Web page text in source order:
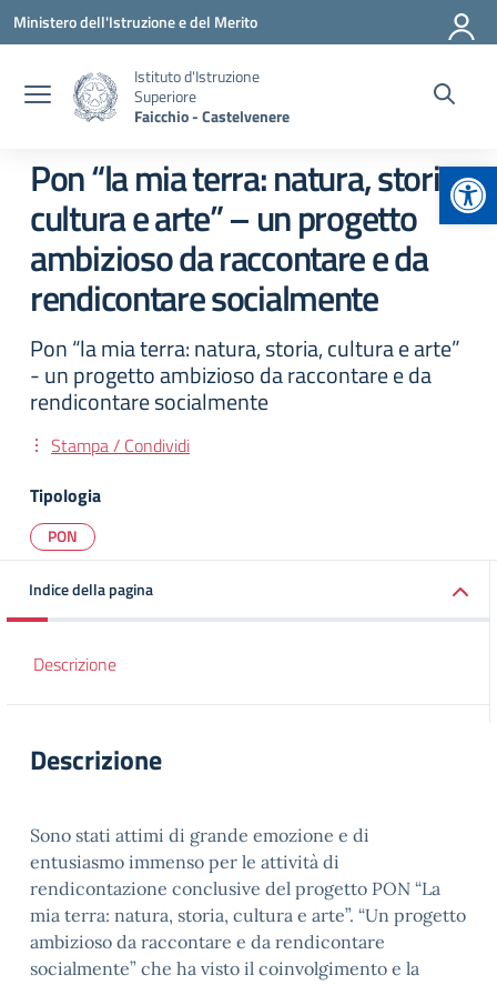
Vai ai contenuti
Vai al menu di navigazione
Vai al footer
Ministero dell'Istruzione e del Merito
Istituto d'Istruzione
Superiore
Faicchio - Castelvenere
Pon “la mia terra: natura, storia,
cultura e arte” – un progetto
ambizioso da raccontare e da
rendicontare socialmente
Pon “la mia terra: natura, storia, cultura e arte”
- un progetto ambizioso da raccontare e da
rendicontare socialmente
Stampa / Condividi
Tipologia
PON
Indice della pagina
Descrizione
Descrizione
Sono stati attimi di grande emozione e di
entusiasmo immenso per le attività di
rendicontazione conclusive del progetto PON “La
mia terra: natura, storia, cultura e arte”. “Un progetto
ambizioso da raccontare e da rendicontare
socialmente” che ha visto il coinvolgimento e la